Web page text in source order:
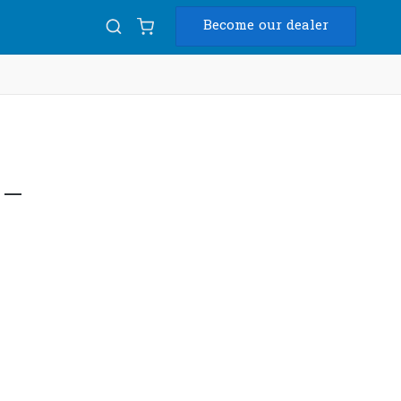
Become our dealer